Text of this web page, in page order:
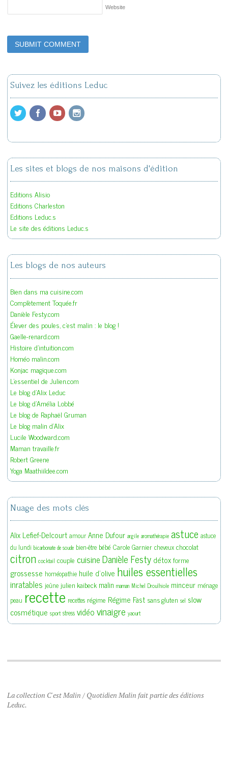
Website
Suivez les éditions Leduc
Les sites et blogs de nos maisons d'édition
Editions Alisio
Editions Charleston
Editions Leduc.s
Le site des éditions Leduc.s
Les blogs de nos auteurs
Bien dans ma cuisine.com
Complètement Toquée.fr
Danièle Festy.com
Élever des poules, c'est malin : le blog !
Gaelle-renard.com
Histoire d'intuition.com
Homéo malin.com
Konjac magique.com
L'essentiel de Julien.com
Le blog d'Alix Leduc
Le blog d'Amélia Lobbé
Le blog de Raphaël Gruman
Le blog malin d'Alix
Lucile Woodward.com
Maman travaille.fr
Robert Greene
Yoga Maathiildee.com
Nuage des mots clés
Alix Lefief-Delcourt amour Anne Dufour argile aromathérapie astuce astuce
du lundi bicarbonate de soude bien-être bébé Carole Garnier cheveux chocolat
citron cocktail couple cuisineDanièle Festy détoxforme
grossesse homéopathie huile d'olive huiles essentielles
inratables jeûne julien kaibeck malin maman Michel Droulhiole minceur ménage
peau recette recettes régime Régime Fast sans gluten sel slow
cosmétique sport stress vidéovinaigre yaourt
La collection C'est Malin / Quotidien Malin fait partie des éditions
Leduc.